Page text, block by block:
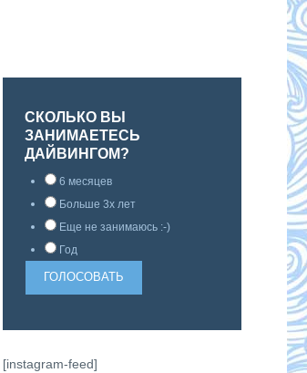
СКОЛЬКО ВЫ
ЗАНИМАЕТЕСЬ
ДАЙВИНГОМ?
6 месяцев
Больше 3х лет
Еще не занимаюсь :-)
Год
[instagram-feed]